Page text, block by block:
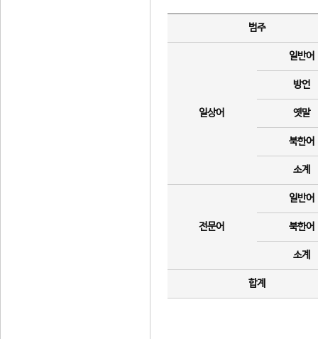
범주
일상어
일반어
방언
옛말
북한어
소계
전문어
일반어
북한어
소계
합계